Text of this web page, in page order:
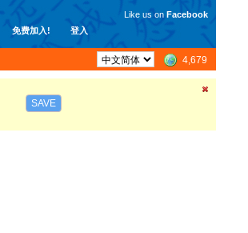
免费加入! 登入
Like us on Facebook
4,679
SAVE